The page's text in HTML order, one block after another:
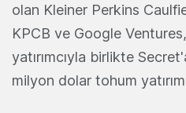
olan Kleiner Perkins
KPCB ve Google
yatırımcıyla birlikte
milyon dolar tohum